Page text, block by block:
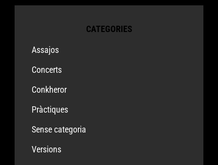
CATEGORIES
Assajos
Concerts
Conkheror
Pràctiques
Sense categoria
Versions